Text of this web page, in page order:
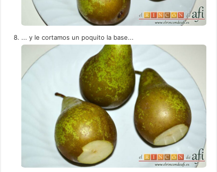
... y le cortamos un poquito la base...